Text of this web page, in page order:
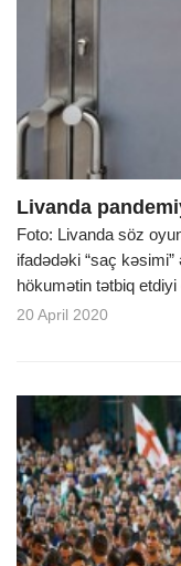
Livanda
Foto: Livanda söz
ifadədəki “saç
hökumətin tətbiq etdiyi
20 April 2020